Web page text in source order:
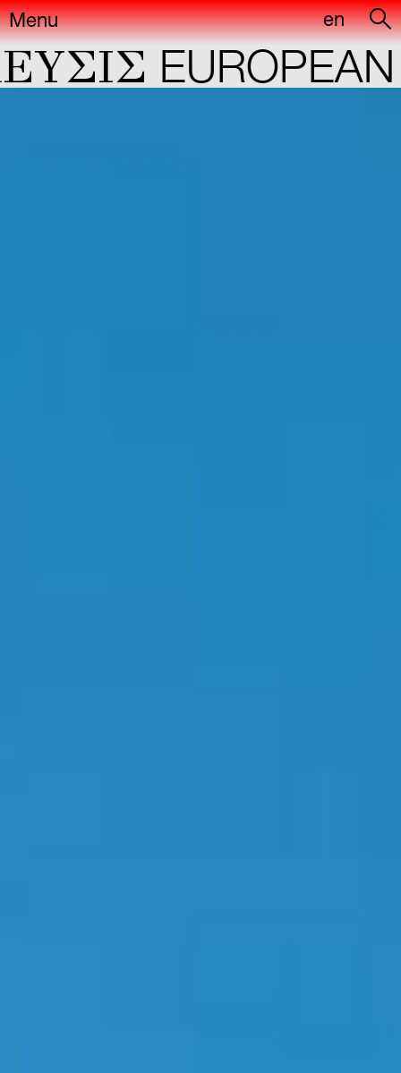
Menu en
EUROPEAN